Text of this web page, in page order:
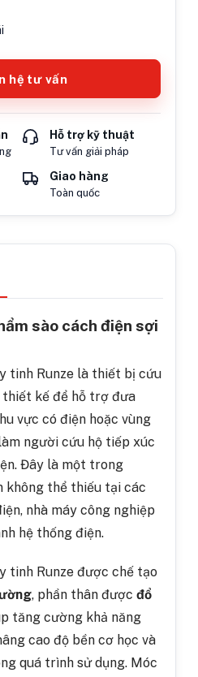
hệ tư vấn
Hỗ trợ kỹ thuật
Tư vấn giải pháp
Giao hàng
Toàn quốc
sào cách điện sợi
tinh Runze là thiết bị cứu
thiết kế để hỗ trợ đưa
vực có điện hoặc vùng
người cứu hộ tiếp xúc
Đây là một trong
không thể thiếu tại các
nhà máy công nghiệp
hệ thống điện.
tinh Runze được chế tạo
, phần thân được đổ
tăng cường khả năng
cao độ bền cơ học và
quá trình sử dụng. Móc